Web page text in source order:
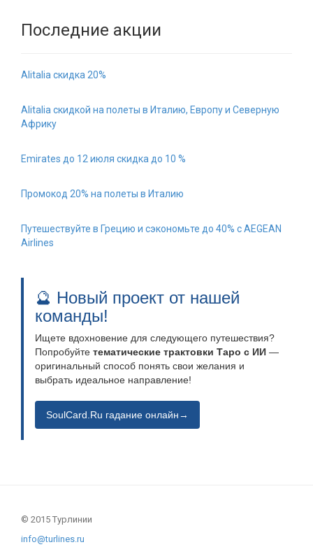
Последние акции
Alitalia скидка 20%
Alitalia скидкой на полеты в Италию, Европу и Северную
Африку
Emirates до 12 июля скидка до 10 %
Промокод 20% на полеты в Италию
Путешествуйте в Грецию и сэкономьте до 40% с AEGEAN
Airlines
🔮 Новый проект от нашей
команды!
Ищете вдохновение для следующего путешествия?
Попробуйте тематические трактовки Таро с ИИ —
оригинальный способ понять свои желания и
выбрать идеальное направление!
SoulCard.Ru гадание онлайн→
© 2015 Турлинии
info@turlines.ru